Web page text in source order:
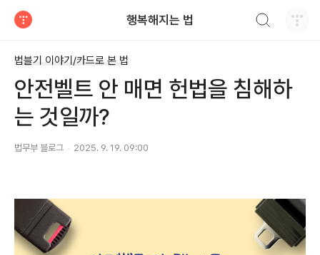
행복해지는 법
법블기 이야기/카드로 본 법
안전벨트 안 매면 헌법을 침해하
는 것일까?
법무부 블로그 2025. 9. 19. 09:00